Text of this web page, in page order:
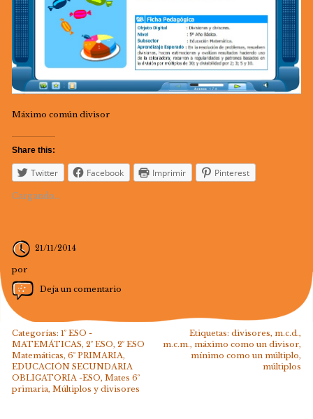
Máximo común divisor
Share this:
Twitter Facebook Imprimir Pinterest
Cargando...
21/11/2014
por
Deja un comentario
Categorías: 1º ESO -
MATEMÁTICAS, 2º ESO, 2º ESO
Matemáticas, 6º PRIMARIA,
EDUCACIÓN SECUNDARIA
OBLIGATORIA -ESO, Mates 6º
primaria, Múltiplos y divisores
Etiquetas:divisores, m.c.d.,
m.c.m., máximo como un divisor,
mínimo como un múltiplo,
múltiplos